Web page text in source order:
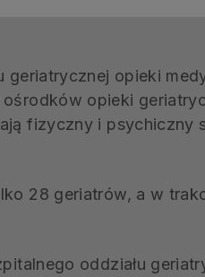
geriatrycznej opieki
opieki
fizyczny i psychiczny
28 geriatrów, a w
oddziału